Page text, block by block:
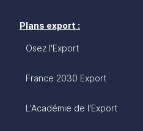
Plans export :
Osez l'Export
France 2030 Export
L'Académie de l'Export